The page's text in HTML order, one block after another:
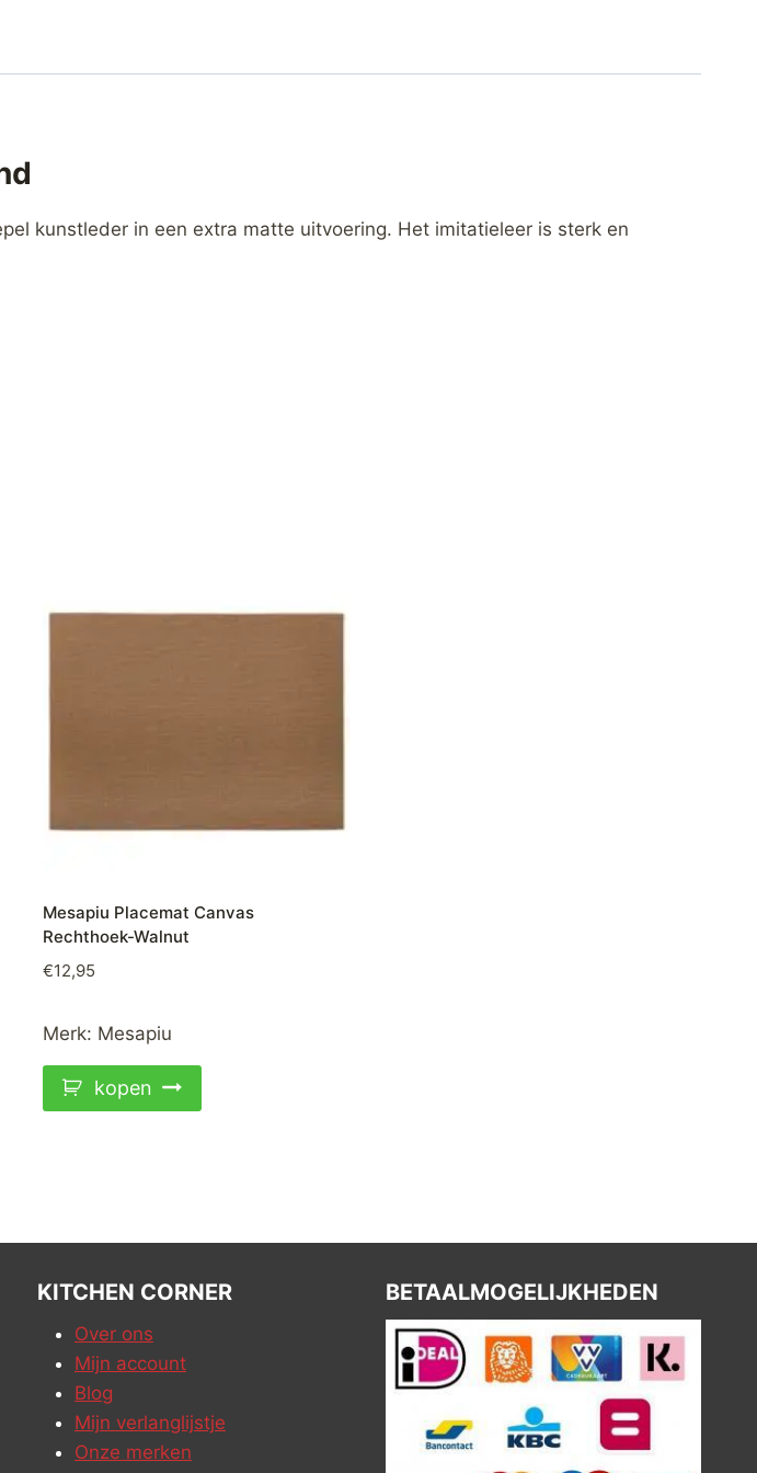
kunstleder in een extra matte uitvoering. Het imitatieleer is sterk en
Mesapiu Placemat Canvas
Rechthoek-Walnut
€12,95
Merk: Mesapiu
kopen
KITCHEN CORNER
Over ons
Mijn account
Blog
Mijn verlanglijstje
Onze merken
BETAALMOGELIJKHEDEN